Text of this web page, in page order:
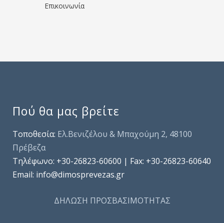
Επικοινωνία
Πού θα μας βρείτε
Τοποθεσία: Ελ.Βενιζέλου & Μπαχούμη 2, 48100
Πρέβεζα
Τηλέφωνo: +30-26823-60600 | Fax: +30-26823-60640
Email: info@dimosprevezas.gr
ΔΗΛΩΣΗ ΠΡΟΣΒΑΣΙΜΟΤΗΤΑΣ